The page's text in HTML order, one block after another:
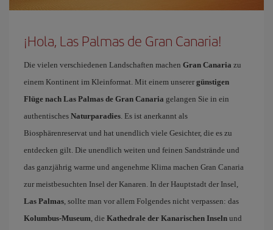
¡Hola, Las Palmas de Gran Canaria!
Die vielen verschiedenen Landschaften machen Gran Canaria zu
einem Kontinent im Kleinformat. Mit einem unserer günstigen
Flüge nach Las Palmas de Gran Canaria gelangen Sie in ein
authentisches Naturparadies. Es ist anerkannt als
Biosphärenreservat und hat unendlich viele Gesichter, die es zu
entdecken gilt. Die unendlich weiten und feinen Sandstrände und
das ganzjährig warme und angenehme Klima machen Gran Canaria
zur meistbesuchten Insel der Kanaren. In der Hauptstadt der Insel,
Las Palmas, sollte man vor allem Folgendes nicht verpassen: das
Kolumbus-Museum, die Kathedrale der Kanarischen Inseln und